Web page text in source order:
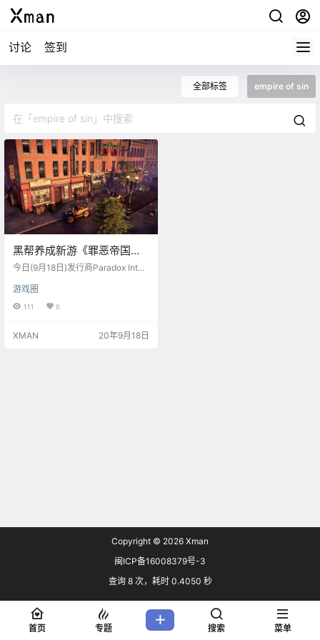
讨论 签到
全部标签 empire of sin
黑帮养成新游《罪恶帝国》
12月1日发售
今日(9月18日)发行商Paradox Inter
合宣布，策略游戏《罪恶帝国》将
于12月1日发售，登陆PS4、Xbox O
已开启预购，有兴趣的玩家可以预
游戏圈
111 0
XMAN 20年9月18日
Copyright © 2026 Xman
闽ICP备16008379号-3
查询 8 次，耗时 0.4050 秒
首页 专题 搜索 菜单